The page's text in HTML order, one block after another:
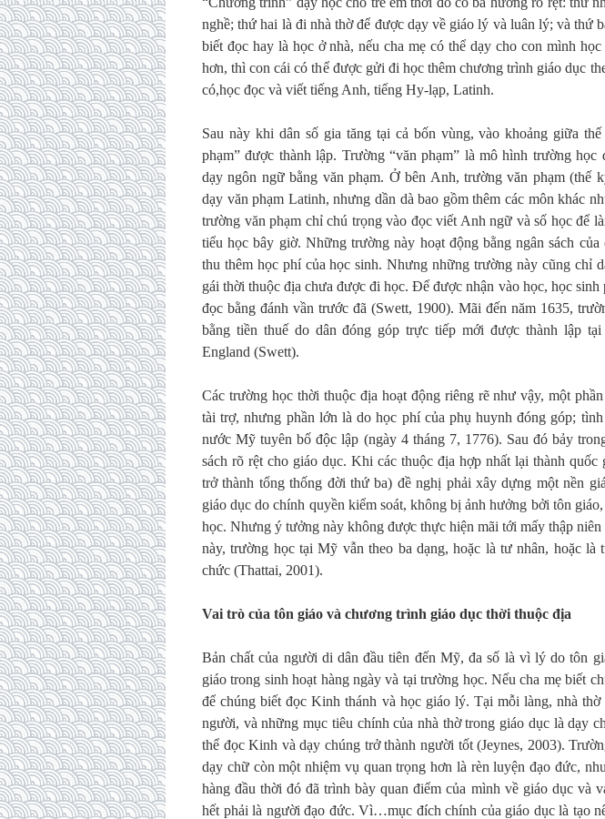
nghề; thứ hai là đi nhà thờ để được dạy về giáo lý và luân lý; và thứ
biết đọc hay là học ở nhà, nếu cha mẹ có thể dạy cho con mình
hơn, thì con cái có thể được gửi đi học thêm chương trình giáo dục
có,học đọc và viết tiếng Anh, tiếng Hy-lạp, Latinh.
Sau này khi dân số gia tăng tại cả bốn vùng, vào khoảng giữa
phạm” được thành lập. Trường “văn phạm” là mô hình trường
dạy ngôn ngữ bằng văn phạm. Ở bên Anh, trường văn phạm (thế
dạy văn phạm Latinh, nhưng dần dà bao gồm thêm các môn khác
trường văn phạm chỉ chú trọng vào đọc viết Anh ngữ và số học để
tiểu học bây giờ. Những trường này hoạt động bằng ngân sách
thu thêm học phí của học sinh. Nhưng những trường này cũng chỉ
gái thời thuộc địa chưa được đi học. Để được nhận vào học, học sinh
đọc bằng đánh vần trước đã (Swett, 1900). Mãi đến năm 1635,
bằng tiền thuế do dân đóng góp trực tiếp mới được thành lập
England (Swett).
Các trường học thời thuộc địa hoạt động riêng rẽ như vậy, một
tài trợ, nhưng phần lớn là do học phí của phụ huynh đóng góp;
nước Mỹ tuyên bố độc lập (ngày 4 tháng 7, 1776). Sau đó bảy
sách rõ rệt cho giáo dục. Khi các thuộc địa hợp nhất lại thành quốc
trở thành tổng thống đời thứ ba) đề nghị phải xây dựng một nền
giáo dục do chính quyền kiểm soát, không bị ảnh hưởng bởi tôn
học. Nhưng ý tưởng này không được thực hiện mãi tới mấy thập
này, trường học tại Mỹ vẫn theo ba dạng, hoặc là tư nhân, hoặc là
chức (Thattai, 2001).
Vai trò của tôn giáo và chương trình giáo dục thời thuộc địa
Bản chất của người di dân đầu tiên đến Mỹ, đa số là vì lý do tôn
giáo trong sinh hoạt hàng ngày và tại trường học. Nếu cha mẹ biết
để chúng biết đọc Kinh thánh và học giáo lý. Tại mỗi làng, nhà thờ
người, và những mục tiêu chính của nhà thờ trong giáo dục là dạy
thể đọc Kinh và dạy chúng trở thành người tốt (Jeynes, 2003).
dạy chữ còn một nhiệm vụ quan trọng hơn là rèn luyện đạo đức,
hàng đầu thời đó đã trình bày quan điểm của mình về giáo dục và
hết phải là người đạo đức. Vì…mục đích chính của giáo dục là tạo